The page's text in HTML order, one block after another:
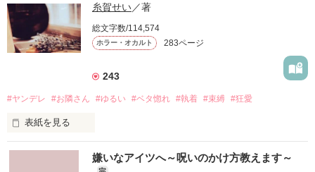
糸賀せい／著
総文字数/114,574
ホラー・オカルト 283ページ
243
#ヤンデレ #お隣さん #ゆるい #ベタ惚れ #執着 #束縛 #狂愛
表紙を見る
『好きだから、監禁させてくれない？』
嫌いなアイツへ～呪いのかけ方教えます～